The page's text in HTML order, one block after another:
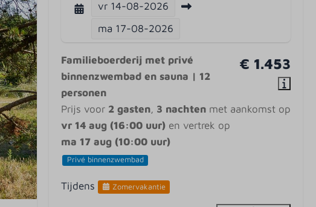
vr 14-08-2026
ma 17-08-2026
€ 1.453
Familieboerderij met privé
binnenzwembad en sauna | 12
personen
Prijs voor 2 gasten, 3 nachten met aankomst op
vr 14 aug (16:00 uur) en vertrek op
ma 17 aug (10:00 uur)
Privé binnenzwembad
Tijdens Zomervakantie